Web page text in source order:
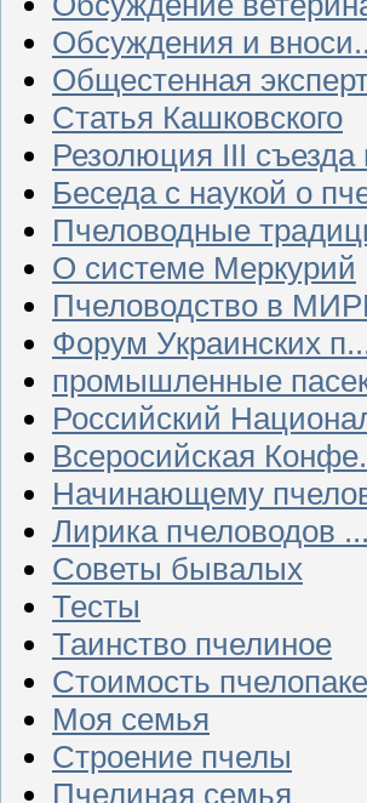
Обсуждения и
Общестенная
Статья Кашковского
Резолюция III
Беседа с наукой о
Пчеловодные
О системе Меркурий
Пчеловодство в
Форум Украинских
промышленные
Российский
Всеросийская
Начинающему
Лирика пчеловодов ...
Советы бывалых
Тесты
Таинство пчелиное
Стоимость
Моя семья
Строение пчелы
Пчелиная семья